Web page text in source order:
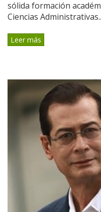
sólida formación
Ciencias
Leer más